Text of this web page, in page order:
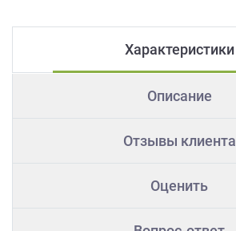
Характеристики
Описание
Отзывы клиента
Оценить